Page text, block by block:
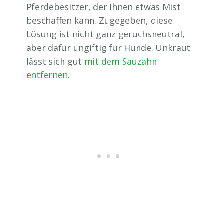
Pferdebesitzer, der Ihnen etwas Mist
beschaffen kann. Zugegeben, diese
Lösung ist nicht ganz geruchsneutral,
aber dafür ungiftig für Hunde. Unkraut
lässt sich gut mit dem Sauzahn
entfernen.